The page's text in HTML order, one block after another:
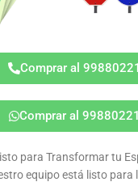
Comprar al
Comprar al
para Transformar tu
equipo está listo